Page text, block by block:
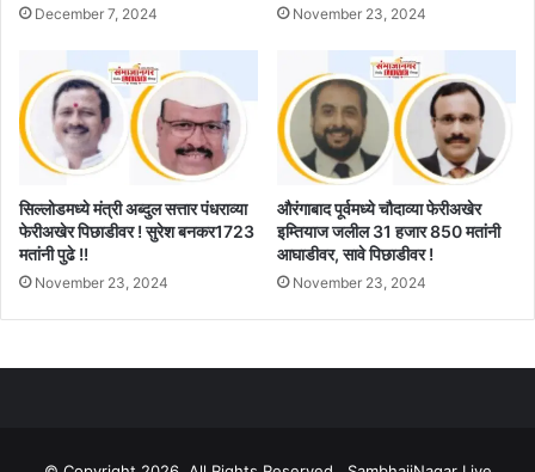
December 7, 2024 November 23, 2024
सिल्लोडमध्ये मंत्री अब्दुल सत्तार पंधराव्या
फेरीअखेर पिछाडीवर ! सुरेश बनकर1723
मतांनी पुढे !!
November 23, 2024
औरंगाबाद पूर्वमध्ये चौदाव्या फेरीअखेर
इम्तियाज जलील 31 हजार 850 मतांनी
आघाडीवर, सावे पिछाडीवर !
November 23, 2024